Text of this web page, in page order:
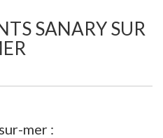
SANARY SUR
mer :